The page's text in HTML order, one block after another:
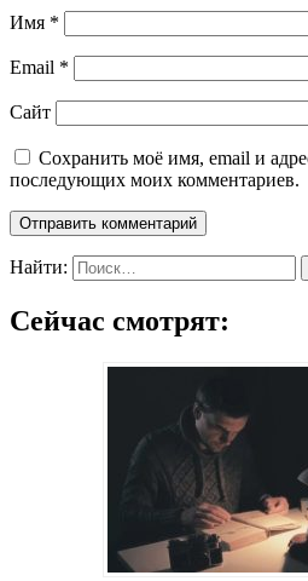
Имя *
Email *
Сайт
Сохранить моё имя, email и
последующих моих комментариев.
Найти:
Сейчас смотрят: